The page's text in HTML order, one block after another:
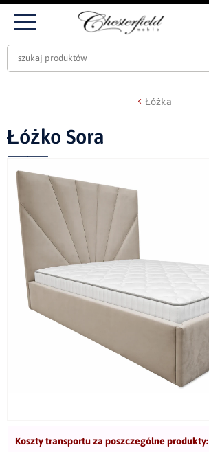
Łóżka
Łóżko Sora
Koszty transportu za poszczególne produkty: